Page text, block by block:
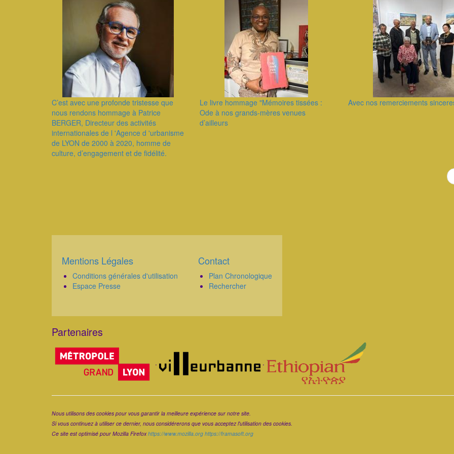
C’est avec une profonde tristesse que
nous rendons hommage à Patrice
BERGER, Directeur des activités
internationales de l 'Agence d 'urbanisme
de LYON de 2000 à 2020, homme de
culture, d’engagement et de fidélité.
Le livre hommage "Mémoires tissées :
Ode à nos grands-mères venues
d’ailleurs
Avec nos remerciements
Corps
Mentions Légales
Conditions générales d'utilisation
Espace Presse
Corps
Contact
Plan Chronologique
Rechercher
Partenaires
Corps
.
.
Nous utilisons des cookies pour vous garantir la meilleure expérience sur notre site.
Si vous continuez à utiliser ce dernier, nous considérerons que vous acceptez l'utilisation des cookies.
Ce site est optimisé pour Mozilla Firefoxhttps://www.mozilla.org https://framasoft.org